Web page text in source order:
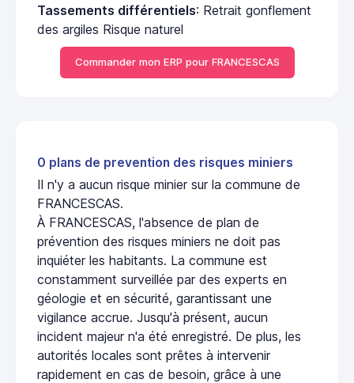
Tassements différentiels: Retrait gonflement
des argiles Risque naturel
Commander mon ERP pour FRANCESCAS
0 plans de prevention des risques miniers
Il n'y a aucun risque minier sur la commune de
FRANCESCAS.
À FRANCESCAS, l'absence de plan de
prévention des risques miniers ne doit pas
inquiéter les habitants. La commune est
constamment surveillée par des experts en
géologie et en sécurité, garantissant une
vigilance accrue. Jusqu'à présent, aucun
incident majeur n'a été enregistré. De plus, les
autorités locales sont prêtes à intervenir
rapidement en cas de besoin, grâce à une